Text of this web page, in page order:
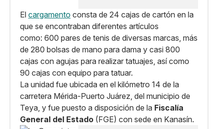
El cargamento consta de 24 cajas de cartón en la
que se encontraban diferentes artículos
como: 600 pares de tenis de diversas marcas, más
de 280 bolsas de mano para dama y casi 800
cajas con agujas para realizar tatuajes, así como
90 cajas con equipo para tatuar.
La unidad fue ubicada en el kilómetro 14 de la
carretera Mérida-Puerto Juárez, del municipio de
Teya, y fue puesto a disposición de la Fiscalía
General del Estado (FGE) con sede en Kanasín.